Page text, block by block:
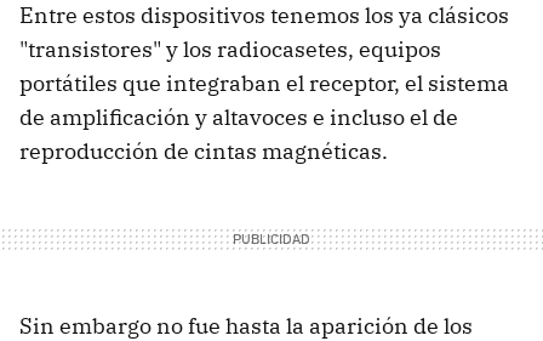
Entre estos dispositivos tenemos los ya clásicos
"transistores" y los radiocasetes, equipos
portátiles que integraban el receptor, el sistema
de amplificación y altavoces e incluso el de
reproducción de cintas magnéticas.
Sin embargo no fue hasta la aparición de los